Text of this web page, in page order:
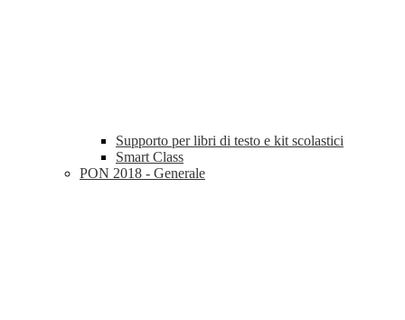
Supporto per libri di testo e kit scolastici
Smart Class
PON 2018 - Generale